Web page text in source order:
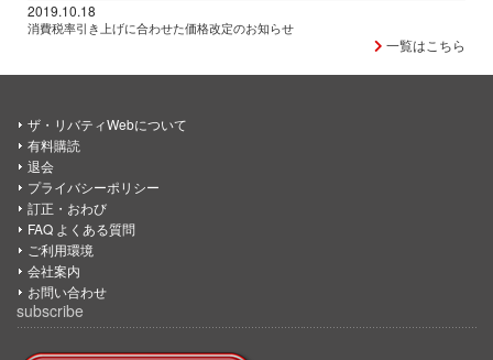
2019.10.18
消費税率引き上げに合わせた価格改定のお知らせ
一覧はこちら
ザ・リバティWebについて
有料購読
退会
プライバシーポリシー
訂正・おわび
FAQ よくある質問
ご利用環境
会社案内
お問い合わせ
subscribe